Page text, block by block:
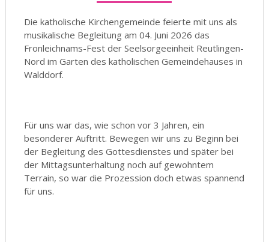
Die katholische Kirchengemeinde feierte mit uns als
musikalische Begleitung am 04. Juni 2026 das
Fronleichnams-Fest der Seelsorgeeinheit Reutlingen-
Nord im Garten des katholischen Gemeindehauses in
Walddorf.
Für uns war das, wie schon vor 3 Jahren, ein
besonderer Auftritt. Bewegen wir uns zu Beginn bei
der Begleitung des Gottesdienstes und später bei
der Mittagsunterhaltung noch auf gewohntem
Terrain, so war die Prozession doch etwas spannend
für uns.